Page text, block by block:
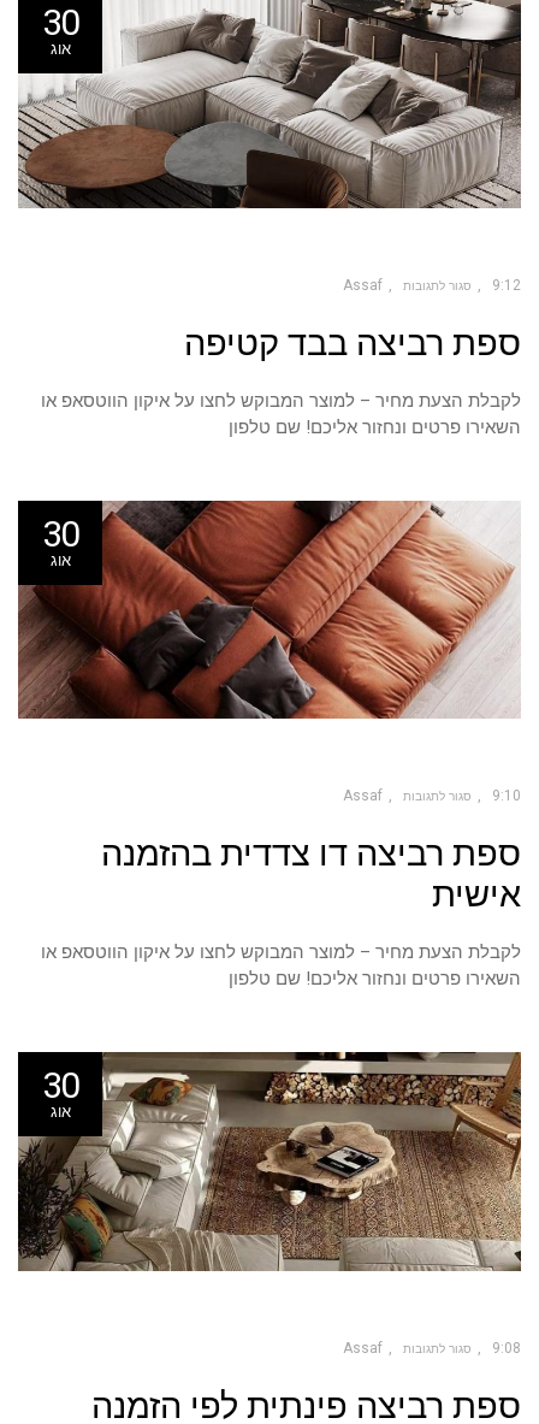
30
אוג
9:12 סגור לתגובות
רביצה
בבד
Assaf
ספת רביצה בבד קטיפה
לקבלת הצעת מחיר – למוצר המבוקש לחצו על איקון הווטסאפ או
השאירו פרטים ונחזור אליכם! שם טלפון
30
אוג
9:10 סגור לתגובות
רביצה
דו
Assaf
ספת רביצה דו צדדית בהזמנה
אישית
לקבלת הצעת מחיר – למוצר המבוקש לחצו על איקון הווטסאפ או
השאירו פרטים ונחזור אליכם! שם טלפון
30
אוג
9:08 סגור לתגובות
רביצה
פינתית
Assaf
ספת רביצה פינתית לפי הזמנה